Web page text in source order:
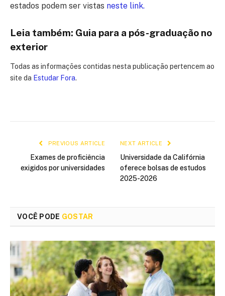
estados podem ser vistas neste link.
Leia também: Guia para a pós-graduação no
exterior
Todas as informações contidas nesta publicação pertencem ao
site da Estudar Fora.
PREVIOUS ARTICLE
Exames de proficiência
exigidos por universidades
NEXT ARTICLE
Universidade da Califórnia
oferece bolsas de estudos
2025-2026
VOCÊ PODE GOSTAR